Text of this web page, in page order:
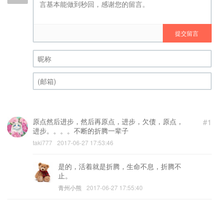
提交留言
昵称 (必填)
#1
原点然后进步，然后再原点，进步，欠债，原点，
进步。。。。不断的折腾一辈子
taki777 2017-06-27 17:53:46
是的，活着就是折腾，生命不息，折腾不
止。
青州小熊 2017-06-27 17:55:40